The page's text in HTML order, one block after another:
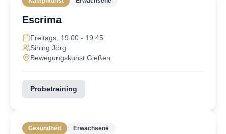
Escrima
Freitags, 19:00 - 19:45
Sihing Jörg
Bewegungskunst Gießen
Probetraining
Gesundheit Erwachsene